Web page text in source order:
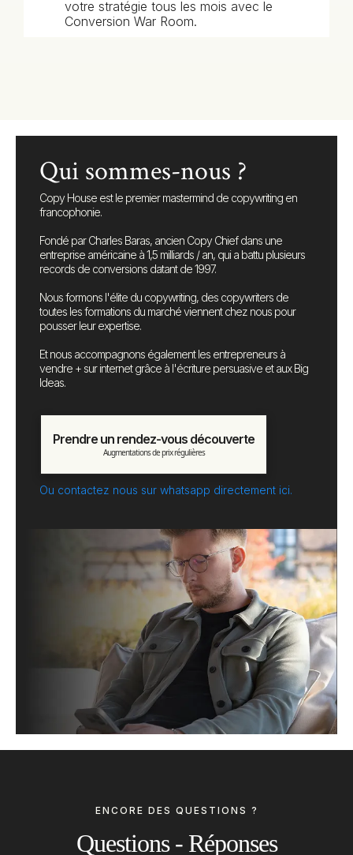
votre stratégie tous les mois avec le
Conversion War Room.
Qui sommes-nous ?
Copy House est le premier mastermind de copywriting en
francophonie.
Fondé par Charles Baras, ancien Copy Chief dans une
entreprise américaine à 1,5 milliards / an, qui a battu plusieurs
records de conversions datant de 1997.
Nous formons l'élite du copywriting, des copywriters de
toutes les formations du marché viennent chez nous pour
pousser leur expertise.
Et nous accompagnons également les entrepreneurs à
vendre + sur internet grâce à l'écriture persuasive et aux Big
Ideas.
Prendre un rendez-vous découverte
Augmentations de prix régulières
Ou contactez nous sur whatsapp directement ici.
ENCORE DES QUESTIONS ?
Questions - Réponses